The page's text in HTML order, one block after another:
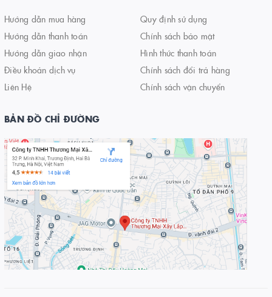
Hướng dẫn mua hàng
Hướng dẫn thanh toán
Hướng dẫn giao nhận
Điều khoản dịch vụ
Liên Hệ
Quy định sử dụng
Chính sách bảo mật
Hình thức thanh toán
Chính sách đổi trả hàng
Chính sách vận chuyển
BẢN ĐỒ CHỈ ĐƯỜNG